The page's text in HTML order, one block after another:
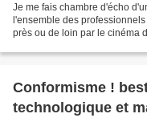
Je me fais chambre d'écho
l'ensemble des
près ou de loin par le cinéma
Conformisme !
technologique et